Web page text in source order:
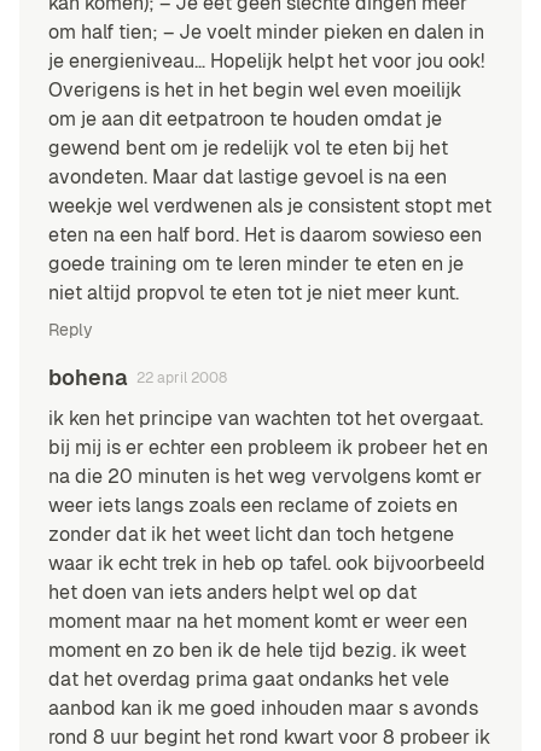
om half tien; – Je voelt minder pieken en dalen in
je energieniveau… Hopelijk helpt het voor jou ook!
Overigens is het in het begin wel even moeilijk
om je aan dit eetpatroon te houden omdat je
gewend bent om je redelijk vol te eten bij het
avondeten. Maar dat lastige gevoel is na een
weekje wel verdwenen als je consistent stopt met
eten na een half bord. Het is daarom sowieso een
goede training om te leren minder te eten en je
niet altijd propvol te eten tot je niet meer kunt.
Reply
bohena 22 april 2008
ik ken het principe van wachten tot het overgaat.
bij mij is er echter een probleem ik probeer het en
na die 20 minuten is het weg vervolgens komt er
weer iets langs zoals een reclame of zoiets en
zonder dat ik het weet licht dan toch hetgene
waar ik echt trek in heb op tafel. ook bijvoorbeeld
het doen van iets anders helpt wel op dat
moment maar na het moment komt er weer een
moment en zo ben ik de hele tijd bezig. ik weet
dat het overdag prima gaat ondanks het vele
aanbod kan ik me goed inhouden maar s avonds
rond 8 uur begint het rond kwart voor 8 probeer ik